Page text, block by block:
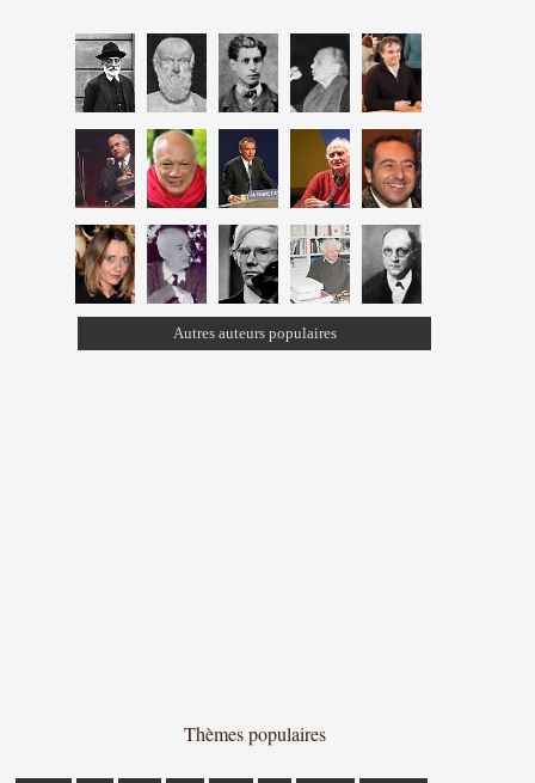
Autres auteurs populaires
Thèmes populaires